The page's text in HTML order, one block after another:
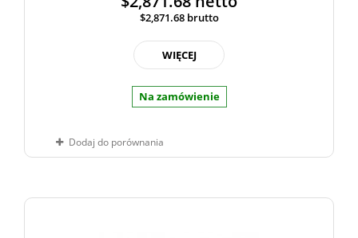
$2,871.68 brutto
WIĘCEJ
Na zamówienie
Dodaj do porównania